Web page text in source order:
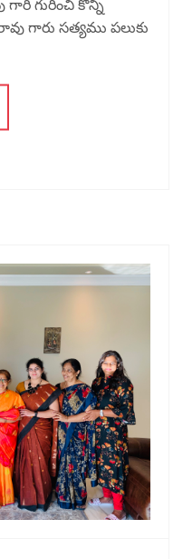
గారి గురించి కొన్ని
గారు సత్యము పలుకు